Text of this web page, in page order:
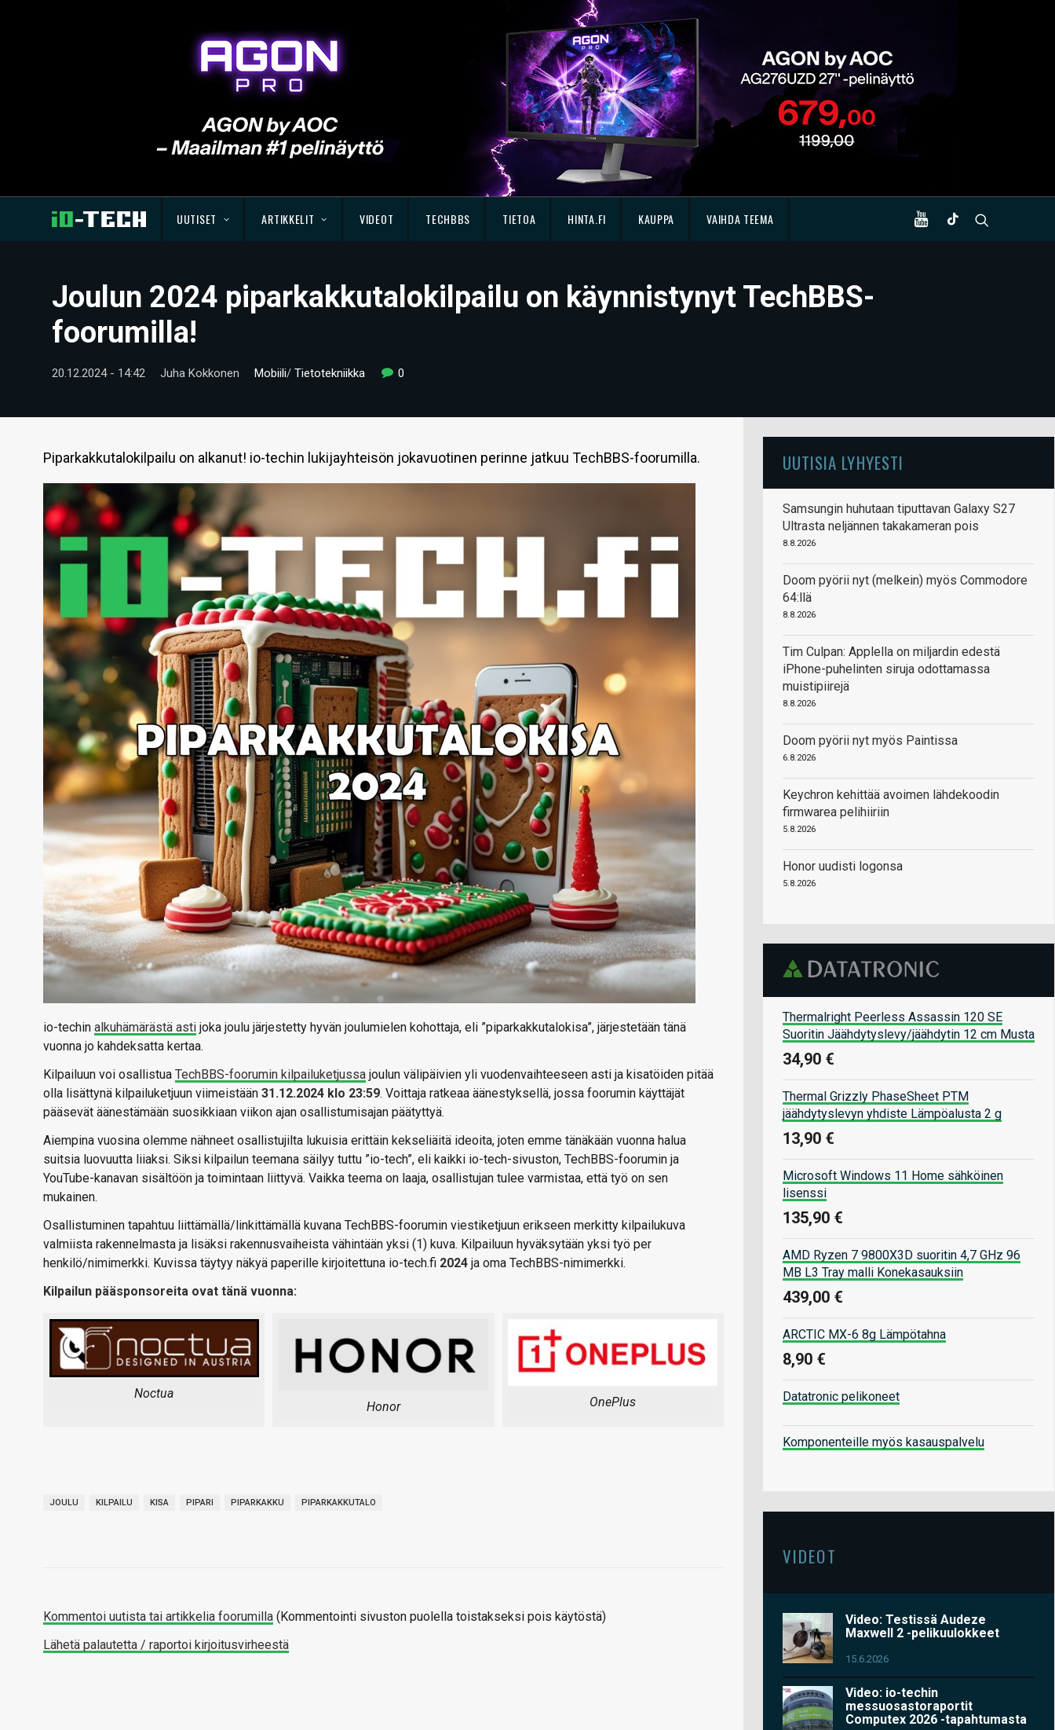
UUTISET ARTIKKELIT VIDEOT TECHBBS TIETOA HINTA.FI KAUPPA VAIHDA TEEMA
Joulun 2024 piparkakkutalokilpailu on käynnistynyt TechBBS-
foorumilla!
20.12.2024 - 14:42 Juha Kokkonen Mobiili/ Tietotekniikka 0
Piparkakkutalokilpailu on alkanut! io-techin lukijayhteisön jokavuotinen perinne jatkuu TechBBS-foorumilla.
io-techin alkuhämärästä asti joka joulu järjestetty hyvän joulumielen kohottaja, eli ”piparkakkutalokisa”, järjestetään tänä
vuonna jo kahdeksatta kertaa.
Kilpailuun voi osallistua TechBBS-foorumin kilpailuketjussa joulun välipäivien yli vuodenvaihteeseen asti ja kisatöiden pitää
olla lisättynä kilpailuketjuun viimeistään 31.12.2024 klo 23:59. Voittaja ratkeaa äänestyksellä, jossa foorumin käyttäjät
pääsevät äänestämään suosikkiaan viikon ajan osallistumisajan päätyttyä.
Aiempina vuosina olemme nähneet osallistujilta lukuisia erittäin kekseliäitä ideoita, joten emme tänäkään vuonna halua
suitsia luovuutta liiaksi. Siksi kilpailun teemana säilyy tuttu ”io-tech”, eli kaikki io-tech-sivuston, TechBBS-foorumin ja
YouTube-kanavan sisältöön ja toimintaan liittyvä. Vaikka teema on laaja, osallistujan tulee varmistaa, että työ on sen
mukainen.
Osallistuminen tapahtuu liittämällä/linkittämällä kuvana TechBBS-foorumin viestiketjuun erikseen merkitty kilpailukuva
valmiista rakennelmasta ja lisäksi rakennusvaiheista vähintään yksi (1) kuva. Kilpailuun hyväksytään yksi työ per
henkilö/nimimerkki. Kuvissa täytyy näkyä paperille kirjoitettuna io-tech.fi 2024 ja oma TechBBS-nimimerkki.
Kilpailun pääsponsoreita ovat tänä vuonna:
Noctua
Honor
OnePlus
JOULU KILPAILU KISA PIPARI PIPARKAKKU PIPARKAKKUTALO
Kommentoi uutista tai artikkelia foorumilla (Kommentointi sivuston puolella toistakseksi pois käytöstä)
Lähetä palautetta / raportoi kirjoitusvirheestä
UUTISIA LYHYESTI
Samsungin huhutaan tiputtavan Galaxy S27
Ultrasta neljännen takakameran pois
8.8.2026
Doom pyörii nyt (melkein) myös Commodore
64:llä
8.8.2026
Tim Culpan: Applella on miljardin edestä
iPhone-puhelinten siruja odottamassa
muistipiirejä
8.8.2026
Doom pyörii nyt myös Paintissa
6.8.2026
Keychron kehittää avoimen lähdekoodin
firmwarea pelihiiriin
5.8.2026
Honor uudisti logonsa
5.8.2026
Thermalright Peerless Assassin 120 SE
Suoritin Jäähdytyslevy/jäähdytin 12 cm Musta
34,90 €
Thermal Grizzly PhaseSheet PTM
jäähdytyslevyn yhdiste Lämpöalusta 2 g
13,90 €
Microsoft Windows 11 Home sähköinen
lisenssi
135,90 €
AMD Ryzen 7 9800X3D suoritin 4,7 GHz 96
MB L3 Tray malli Konekasauksiin
439,00 €
ARCTIC MX-6 8g Lämpötahna
8,90 €
Datatronic pelikoneet
Komponenteille myös kasauspalvelu
VIDEOT
Video: Testissä Audeze
Maxwell 2 -pelikuulokkeet
15.6.2026
Video: io-techin
messuosastoraportit
Computex 2026 -tapahtumasta